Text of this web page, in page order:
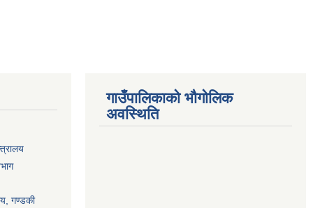
गण्डकी
गाउँपालिकाको भौगोलिक
अवस्थिति